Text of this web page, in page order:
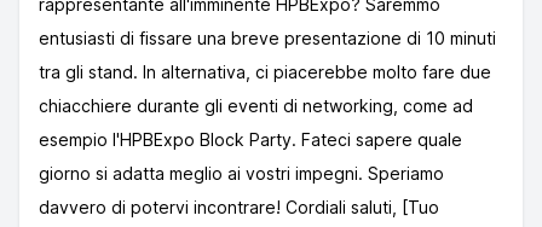
rappresentante all'imminente HPBExpo? Saremmo
entusiasti di fissare una breve presentazione di 10 minuti
tra gli stand. In alternativa, ci piacerebbe molto fare due
chiacchiere durante gli eventi di networking, come ad
esempio l'HPBExpo Block Party. Fateci sapere quale
giorno si adatta meglio ai vostri impegni. Speriamo
davvero di potervi incontrare! Cordiali saluti, [Tuo